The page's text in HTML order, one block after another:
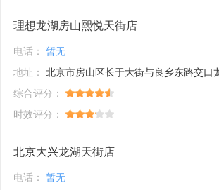
理想龙湖房山熙悦天街店
电话： 暂无
地址： 北京市房山区长于大街与良乡东路交口龙湖
综合评分：
时效评分：
北京大兴龙湖天街店
电话： 暂无